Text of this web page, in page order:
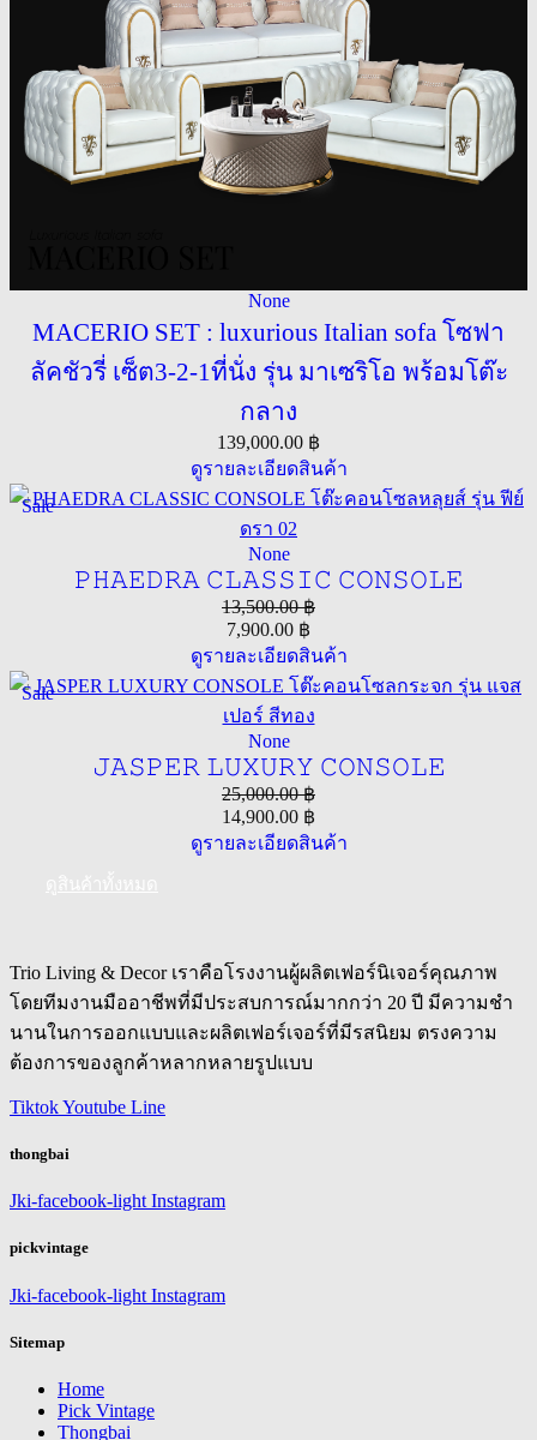
None
MACERIO SET : luxurious Italian sofa โซฟา
ลัคชัวรี่ เซ็ต3-2-1ที่นั่ง รุ่น มาเซริโอ พร้อมโต๊ะ
กลาง
139,000.00 ฿
ดูรายละเอียดสินค้า
Sale
None
𝙿𝙷𝙰𝙴𝙳𝚁𝙰 𝙲𝙻𝙰𝚂𝚂𝙸𝙲 𝙲𝙾𝙽𝚂𝙾𝙻𝙴
13,500.00฿
7,900.00 ฿
ดูรายละเอียดสินค้า
Sale
None
𝙹𝙰𝚂𝙿𝙴𝚁 𝙻𝚄𝚇𝚄𝚁𝚈 𝙲𝙾𝙽𝚂𝙾𝙻𝙴
25,000.00฿
14,900.00 ฿
ดูรายละเอียดสินค้า
Trio Living & Decor เราคือโรงงานผู้ผลิตเฟอร์นิเจอร์คุณภาพ
โดยทีมงานมืออาชีพที่มีประสบการณ์มากกว่า 20 ปี มีความชำ
นานในการออกแบบและผลิตเฟอร์เจอร์ที่มีรสนิยม ตรงความ
ต้องการของลูกค้าหลากหลายรูปแบบ
TiktokYoutube Line
thongbai
Jki-facebook-light Instagram
pickvintage
Jki-facebook-light Instagram
Sitemap
Home
Pick Vintage
Thongbai